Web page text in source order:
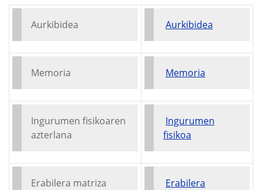
Aurkibidea Aurkibidea
Memoria Memoria
Ingurumen fisikoaren
azterlana
Ingurumen
fisikoa
Erabilera matriza
Erabilera